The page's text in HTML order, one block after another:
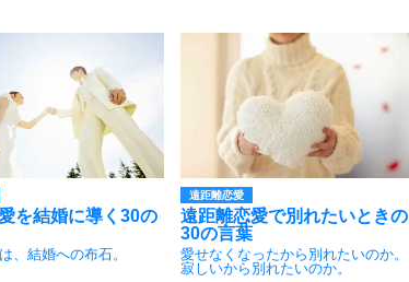
を結婚に導く30の
、結婚への布石。
遠距離恋愛
遠距離恋愛で別れたいときの
30の言葉
愛せなくなったから別れたいのか。
寂しいから別れたいのか。